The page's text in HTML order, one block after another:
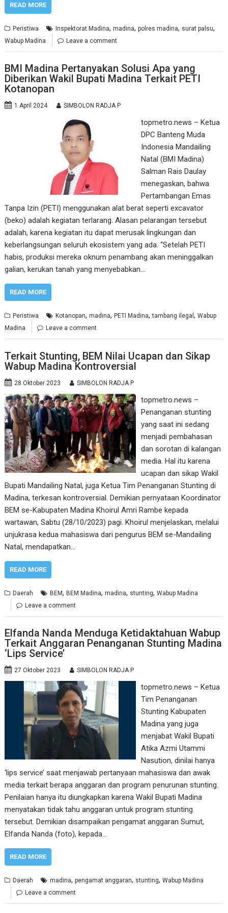
READ MORE
Peristiwa Inspektorat Madina,madina,polres madina, surat palsu,
Wabup Madina Leave a comment
BMI Madina Pertanyakan Solusi Apa yang
Diberikan Wakil Bupati Madina Terkait PETI
Kotanopan
1 April 2024 SIMBOLON RADJA P
topmetro.news – Ketua
DPC Banteng Muda
Indonesia Mandailing
Natal (BMI Madina)
Salman Rais Daulay
menegaskan, bahwa
Pertambangan Emas
Tanpa Izin (PETI) menggunakan alat berat seperti excavator
(beko) adalah kegiatan terlarang. Alasan pelarangan tersebut
adalah, karena kegiatan itu dapat merusak lingkungan dan
keberlangsungan seluruh ekosistem yang ada. “Setelah PETI
habis, produksi mereka oknum penambang akan meninggalkan
galian, kerukan tanah yang menyebabkan…
READ MORE
Peristiwa Kotanopan,madina,PETI Madina,tambang ilegal,Wabup
Madina
Leave a comment
Terkait Stunting, BEM Nilai Ucapan dan Sikap
Wabup Madina Kontroversial
28 Oktober 2023 SIMBOLON RADJA P
topmetro.news –
Penanganan stunting
yang saat ini sedang
menjadi pembahasan
dan sorotan di kalangan
media. Hal itu karena
ucapan dan sikap Wakil
Bupati Mandailing Natal, juga Ketua Tim Penanganan Stunting di
Madina, terkesan kontroversial. Demikian pernyataan Koordinator
BEM se-Kabupaten Madina Khoirul Amri Rambe kepada
wartawan, Sabtu (28/10/2023) pagi. Khoirul menjelaskan, melalui
unjukrasa kedua mahasiswa dari pengurus BEM se-Mandailing
Natal, mendapatkan…
READ MORE
Daerah BEM,BEM Madina,madina, stunting,Wabup Madina
Leave a comment
Elfanda Nanda Menduga Ketidaktahuan Wabup
Terkait Anggaran Penanganan Stunting Madina
‘Lips Service’
27 Oktober 2023 SIMBOLON RADJA P
topmetro.news – Ketua
Tim Penanganan
Stunting Kabupaten
Madina yang juga
menjabat Wakil Bupati
Atika Azmi Utammi
Nasution, dinilai hanya
‘lips service’ saat menjawab pertanyaan mahasiswa dan awak
media terkait berapa anggaran dan program penurunan stunting.
Penilaian hanya itu diungkapkan karena Wakil Bupati Madina
menyatakan tidak tahu anggaran untuk program stunting
tersebut. Demikian disampaikan pengamat anggaran Sumut,
Elfanda Nanda (foto), kepada…
READ MORE
Daerah madina,pengamat anggaran, stunting,Wabup Madina
Leave a comment